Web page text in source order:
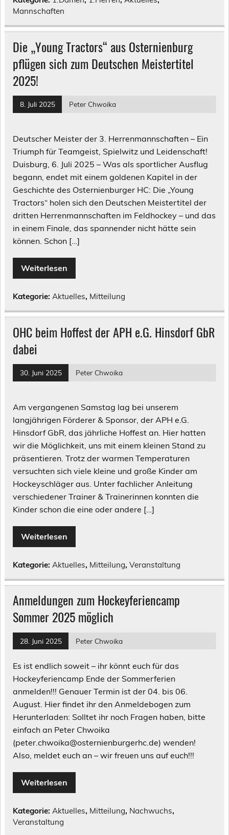
Mannschaften
Die „Young Tractors“ aus Osternienburg
pflügen sich zum Deutschen Meistertitel
2025!
8. Juli 2025 Peter Chwoika
Deutscher Meister der 3. Herrenmannschaften – Ein
Triumph für Teamgeist, Spielwitz und Leidenschaft!
Duisburg, 6. Juli 2025 – Was als sportlicher Ausflug
begann, endet mit einem goldenen Kapitel in der
Geschichte des Osternienburger HC: Die „Young
Tractors“ holen sich den Deutschen Meistertitel der
dritten Herrenmannschaften im Feldhockey – und das
in einem Finale, das spannender nicht hätte sein
können. Schon […]
Weiterlesen
Kategorie: Aktuelles, Mitteilung
OHC beim Hoffest der APH e.G. Hinsdorf GbR
dabei
30. Juni 2025 Peter Chwoika
Am vergangenen Samstag lag bei unserem
langjährigen Förderer & Sponsor, der APH e.G.
Hinsdorf GbR, das jährliche Hoffest an. Hier hatten
wir die Möglichkeit, uns mit einem kleinen Stand zu
präsentieren. Trotz der warmen Temperaturen
versuchten sich viele kleine und große Kinder am
Hockeyschläger aus. Unter fachlicher Anleitung
verschiedener Trainer & Trainerinnen konnten die
Kinder schon die eine oder andere […]
Weiterlesen
Kategorie: Aktuelles, Mitteilung, Veranstaltung
Anmeldungen zum Hockeyferiencamp
Sommer 2025 möglich
28. Juni 2025 Peter Chwoika
Es ist endlich soweit – ihr könnt euch für das
Hockeyferiencamp Ende der Sommerferien
anmelden!!! Genauer Termin ist der 04. bis 06.
August. Hier findet ihr den Anmeldebogen zum
Herunterladen: Solltet ihr noch Fragen haben, bitte
einfach an Peter Chwoika
(peter.chwoika@osternienburgerhc.de) wenden!
Also, meldet euch an – wir freuen uns auf euch!!!
Weiterlesen
Kategorie: Aktuelles, Mitteilung, Nachwuchs,
Veranstaltung